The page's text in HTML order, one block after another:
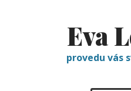
Eva
provedu vás